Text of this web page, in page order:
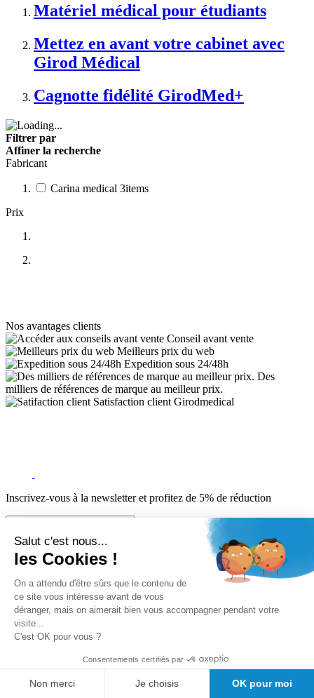
Matériel médical pour étudiants
Mettez en avant votre cabinet avec
Girod Médical
Cagnotte fidélité GirodMed+
Filtrer par
Affiner la recherche
Fabricant
Carina medical 3items
Prix
Nos avantages clients
Conseil avant vente
Meilleurs prix du web
Expedition sous 24/48h
Des
milliers de références de marque au meilleur prix.
Satisfaction client Girodmedical
Inscrivez-vous à la newsletter et profitez de 5% de réduction
Inscription
5% de remise valable sur votre prochaine commande de matériel
Offres promotionnelles, nouveautés, dernières tendances : soyez les
premiers informés !
A propos de Girodmedical
Le Blog de GirodMedical
Offre spéciale étudiants
Salut c'est nous...
les Cookies !
On a attendu d'être sûrs que le contenu de
ce site vous intéresse avant de vous
déranger, mais on aimerait bien vous accompagner pendant votre
visite...
C'est OK pour vous ?
Consentements certifiés par
Non merci Je choisis OK pour moi